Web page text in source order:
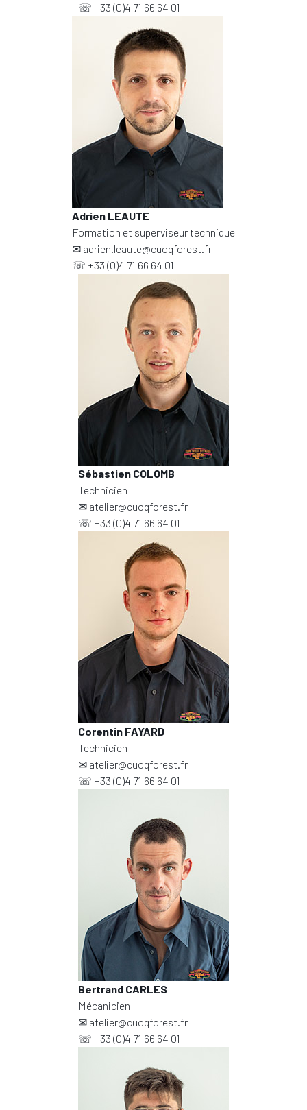
☏ +33 (0)4 71 66 64 01
Adrien LEAUTE
Formation et superviseur technique
✉ adrien.leaute@cuoqforest.fr
☏ +33 (0)4 71 66 64 01
Sébastien COLOMB
Technicien
✉ atelier@cuoqforest.fr
☏ +33 (0)4 71 66 64 01
Corentin FAYARD
Technicien
✉ atelier@cuoqforest.fr
☏ +33 (0)4 71 66 64 01
Bertrand CARLES
Mécanicien
✉ atelier@cuoqforest.fr
☏ +33 (0)4 71 66 64 01